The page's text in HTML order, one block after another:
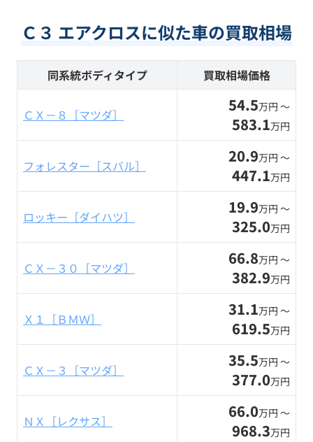
Ｃ３ エアクロスに似た車の買取相場
同系統ボディタイプ 買取相場価格
ＣＸ－８［マツダ］ 54.5万円 〜
583.1万円
フォレスター［スバル］ 20.9万円 〜
447.1万円
ロッキー［ダイハツ］ 19.9万円 〜
325.0万円
ＣＸ－３０［マツダ］ 66.8万円 〜
382.9万円
Ｘ１［ＢＭＷ］ 31.1万円 〜
619.5万円
ＣＸ－３［マツダ］ 35.5万円 〜
377.0万円
ＮＸ［レクサス］ 66.0万円 〜
968.3万円